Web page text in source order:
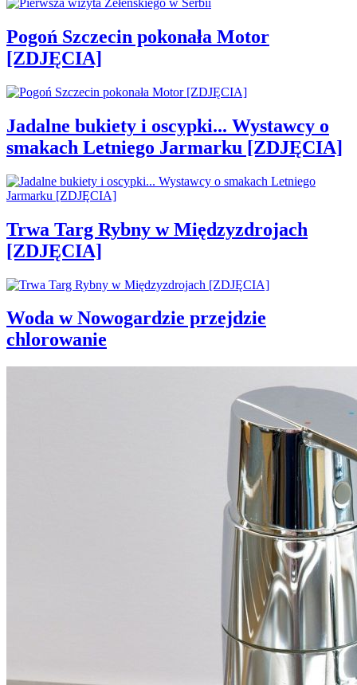
Pogoń Szczecin pokonała Motor
[ZDJĘCIA]
Jadalne bukiety i oscypki... Wystawcy o
smakach Letniego Jarmarku [ZDJĘCIA]
Trwa Targ Rybny w Międzyzdrojach
[ZDJĘCIA]
Woda w Nowogardzie przejdzie
chlorowanie